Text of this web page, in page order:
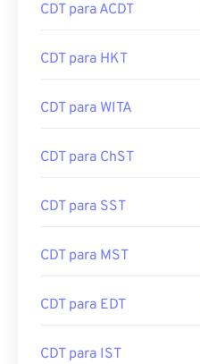
CDT para ACDT
CDT para HKT
CDT para WITA
CDT para ChST
CDT para SST
CDT para MST
CDT para EDT
CDT para IST